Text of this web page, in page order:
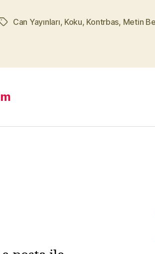
Can Yayınları, Koku, Kontrbas, Metin